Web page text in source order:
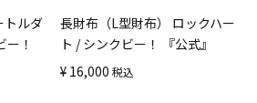
トルダ
！
長財布（L型財布） ロックハー
ト / シンクビー！ 『公式』
¥ 16,000 税込